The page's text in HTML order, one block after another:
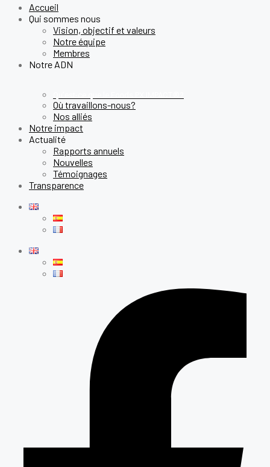
Accueil
Qui sommes nous
Vision, objectif et valeurs
Notre équipe
Membres
Notre ADN
Où travaillons-nous?
Nos alliés
Notre impact
Actualité
Rapports annuels
Nouvelles
Témoignages
Transparence